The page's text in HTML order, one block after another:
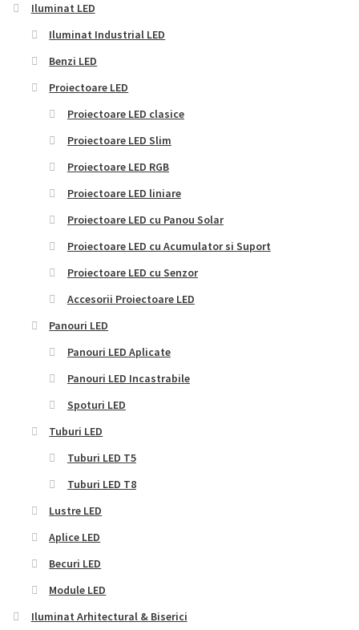
Iluminat LED
Iluminat Industrial LED
Benzi LED
Proiectoare LED
Proiectoare LED clasice
Proiectoare LED Slim
Proiectoare LED RGB
Proiectoare LED liniare
Proiectoare LED cu Panou Solar
Proiectoare LED cu Acumulator si Suport
Proiectoare LED cu Senzor
Accesorii Proiectoare LED
Panouri LED
Panouri LED Aplicate
Panouri LED Incastrabile
Spoturi LED
Tuburi LED
Tuburi LED T5
Tuburi LED T8
Lustre LED
Aplice LED
Becuri LED
Module LED
Iluminat Arhitectural & Biserici